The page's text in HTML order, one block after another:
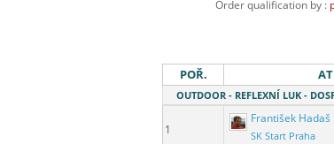
Order qualification by :
POŘ.
OUTDOOR - REFLEXNÍ LUK -
1
František Hadaš
SK Start Praha